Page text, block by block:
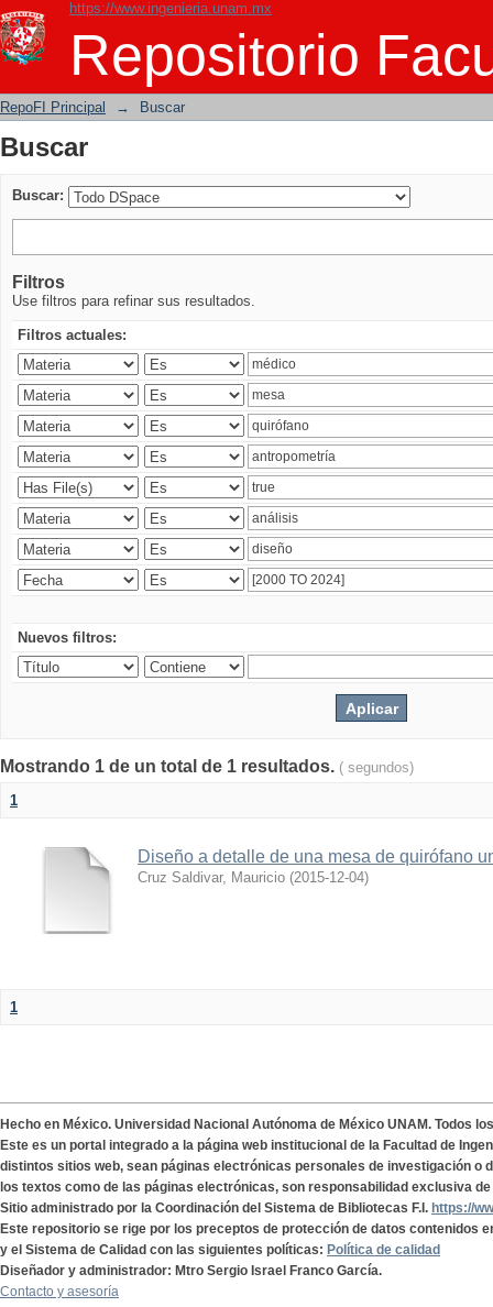
https://www.ingenieria.unam.mx
Repositorio
Buscar
RepoFI Principal → Buscar
Buscar
Buscar:
Filtros
Use filtros para refinar sus resultados.
Filtros actuales:
Nuevos filtros:
Mostrando 1 de un total de 1 resultados. ( segundos)
1
Diseño a detalle de una mesa de quirófano
Cruz Saldivar, Mauricio (2015-12-04)
1
Hecho en México. Universidad Nacional Autónoma de México UNAM. Todos
Este es un portal integrado a la página web institucional de la Facultad de
distintos sitios web, sean páginas electrónicas personales de investigación o
los textos como de las páginas electrónicas, son responsabilidad exclusiva
Sitio administrado por la Coordinación del Sistema de Bibliotecas F.I. https://
Este repositorio se rige por los preceptos de protección de datos contenidos
y el Sistema de Calidad con las siguientes políticas: Política de calidad
Diseñador y administrador: Mtro Sergio Israel Franco García.
Contacto y asesoría